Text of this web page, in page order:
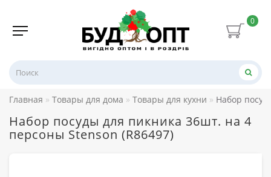
0
Главная Товары для дома Товары для кухни Набор
Набор посуды для пикника 36шт. на 4
персоны Stenson (R86497)